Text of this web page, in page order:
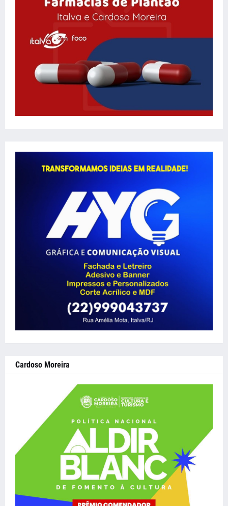
Cardoso Moreira